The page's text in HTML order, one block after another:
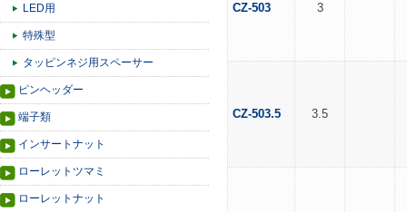
LED用
特殊型
タッピンネジ用スペーサー
ピンヘッダー
端子類
インサートナット
ローレットツマミ
ローレットナット
CZ-503 3
CZ-503.5 3.5